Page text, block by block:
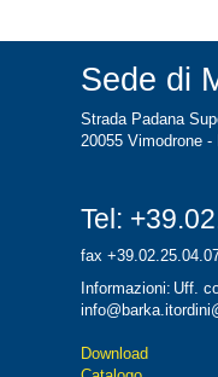
Sede di
Strada Padana
20055 Vimodrone -
Tel:
fax
Informazioni:
info@barka.it
Uff.
Download